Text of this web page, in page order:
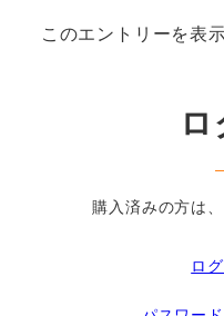
このエントリーを表
購入済みの方は
ロ